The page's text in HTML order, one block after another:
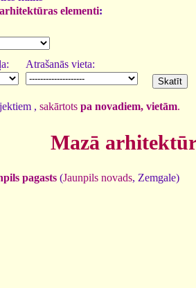
elementi:
Atrašanās vieta:
, sakārtots pa novadiem, vietām.
Mazā
pagasts (Jaunpils novads, Zemgale)